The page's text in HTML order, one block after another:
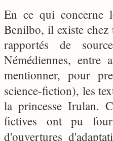
En ce qui concerne
Benilbo, il existe chez
rapportés de
Némédiennes, entre
mentionner, pour
science-fiction), les
la princesse Irulan.
fictives ont pu
d'ouvertures